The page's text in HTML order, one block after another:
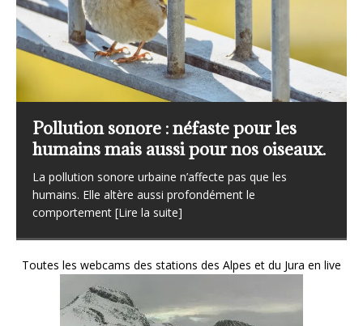
L’importance du réseau STOC (Suivi
temporel des oiseaux communs).
Le Suivi Temporel des Oiseaux Communs, plus connu
sous l’acronyme STOC, constitue aujourd’hui l’un des
[Lire la suite]
Toutes les webcams des stations des Alpes et du Jura en live